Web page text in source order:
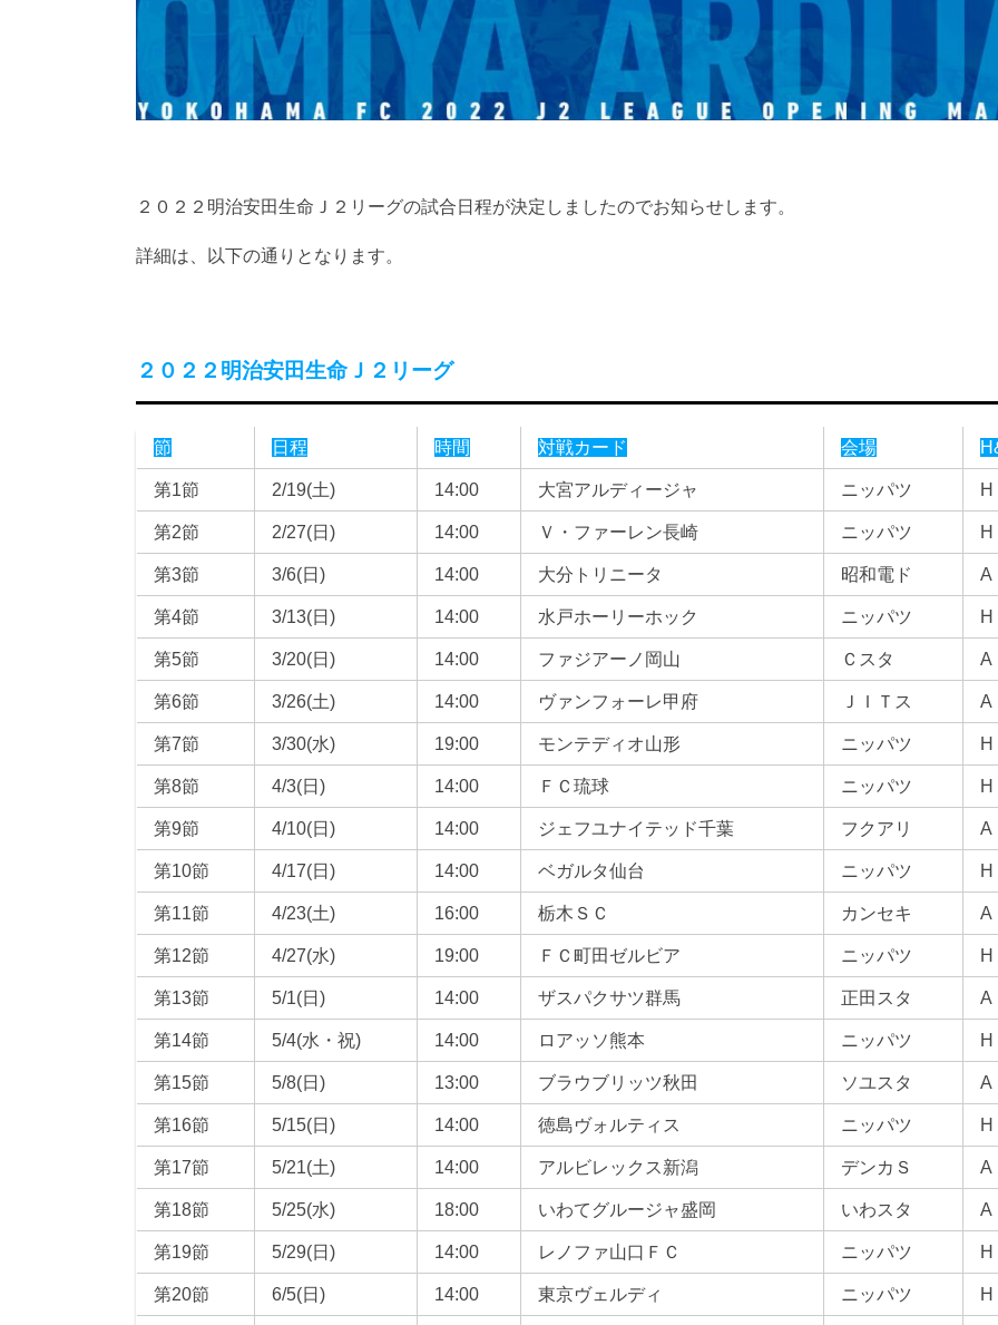
２０２２明治安田生命Ｊ２リーグの試合日程が決定しましたのでお知らせします。
詳細は、以下の通りとなります。
２０２２明治安田生命Ｊ２リーグ
節 日程 時間 対戦カード 会場
第1節 2/19(土) 14:00 大宮アルディージャ ニッパツ H
第2節 2/27(日) 14:00 Ｖ・ファーレン長崎 ニッパツ H
第3節 3/6(日) 14:00 大分トリニータ 昭和電ド A
第4節 3/13(日) 14:00 水戸ホーリーホック ニッパツ H
第5節 3/20(日) 14:00 ファジアーノ岡山 Ｃスタ A
第6節 3/26(土) 14:00 ヴァンフォーレ甲府 ＪＩＴス A
第7節 3/30(水) 19:00 モンテディオ山形 ニッパツ H
第8節 4/3(日) 14:00 ＦＣ琉球 ニッパツ H
第9節 4/10(日) 14:00 ジェフユナイテッド千葉 フクアリ A
第10節 4/17(日) 14:00 ベガルタ仙台 ニッパツ H
第11節 4/23(土) 16:00 栃木ＳＣ カンセキ A
第12節 4/27(水) 19:00 ＦＣ町田ゼルビア ニッパツ H
第13節 5/1(日) 14:00 ザスパクサツ群馬 正田スタ A
第14節 5/4(水・祝) 14:00 ロアッソ熊本 ニッパツ H
第15節 5/8(日) 13:00 ブラウブリッツ秋田 ソユスタ A
第16節 5/15(日) 14:00 徳島ヴォルティス ニッパツ H
第17節 5/21(土) 14:00 アルビレックス新潟 デンカＳ A
第18節 5/25(水) 18:00 いわてグルージャ盛岡 いわスタ A
第19節 5/29(日) 14:00 レノファ山口ＦＣ ニッパツ H
第20節 6/5(日) 14:00 東京ヴェルディ ニッパツ H